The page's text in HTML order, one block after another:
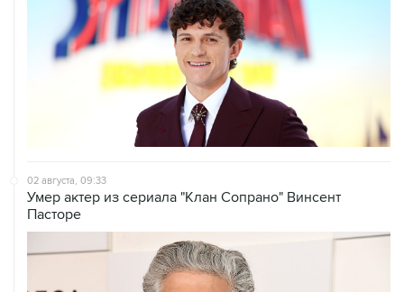
02 августа, 09:33
Умер актер из сериала "Клан Сопрано" Винсент
Пасторе